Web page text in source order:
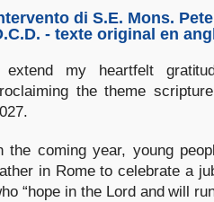
di S.E. Mons.
- texte original en
my heartfelt
the theme
the coming year, young
in Rome to celebrate a
“hope in the Lord and will